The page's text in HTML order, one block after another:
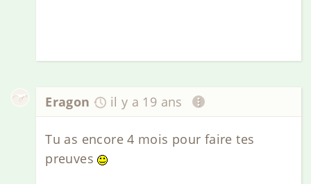
Eragon il y a 19 ans
Tu as encore 4 mois pour faire tes
preuves